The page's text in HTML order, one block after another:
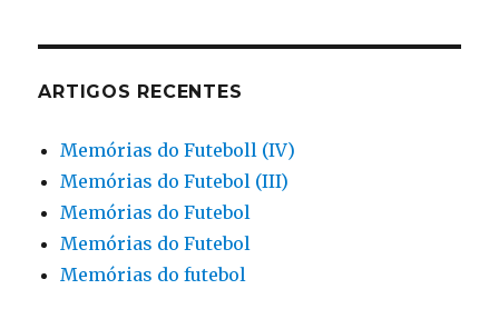
ARTIGOS RECENTES
Memórias do Futeboll (IV)
Memórias do Futebol (III)
Memórias do Futebol
Memórias do Futebol
Memórias do futebol